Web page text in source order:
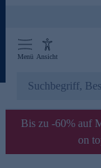
Menü Ansicht
Bis zu -60% auf
on